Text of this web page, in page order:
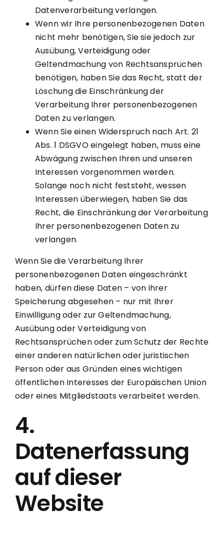
Datenverarbeitung verlangen.
Wenn wir Ihre personenbezogenen Daten
nicht mehr benötigen, Sie sie jedoch zur
Ausübung, Verteidigung oder
Geltendmachung von Rechtsansprüchen
benötigen, haben Sie das Recht, statt der
Löschung die Einschränkung der
Verarbeitung Ihrer personenbezogenen
Daten zu verlangen.
Wenn Sie einen Widerspruch nach Art. 21
Abs. 1 DSGVO eingelegt haben, muss eine
Abwägung zwischen Ihren und unseren
Interessen vorgenommen werden.
Solange noch nicht feststeht, wessen
Interessen überwiegen, haben Sie das
Recht, die Einschränkung der Verarbeitung
Ihrer personenbezogenen Daten zu
verlangen.
Wenn Sie die Verarbeitung Ihrer
personenbezogenen Daten eingeschränkt
haben, dürfen diese Daten – von ihrer
Speicherung abgesehen – nur mit Ihrer
Einwilligung oder zur Geltendmachung,
Ausübung oder Verteidigung von
Rechtsansprüchen oder zum Schutz der Rechte
einer anderen natürlichen oder juristischen
Person oder aus Gründen eines wichtigen
öffentlichen Interesses der Europäischen Union
oder eines Mitgliedstaats verarbeitet werden.
4.
Datenerfassung
auf dieser
Website